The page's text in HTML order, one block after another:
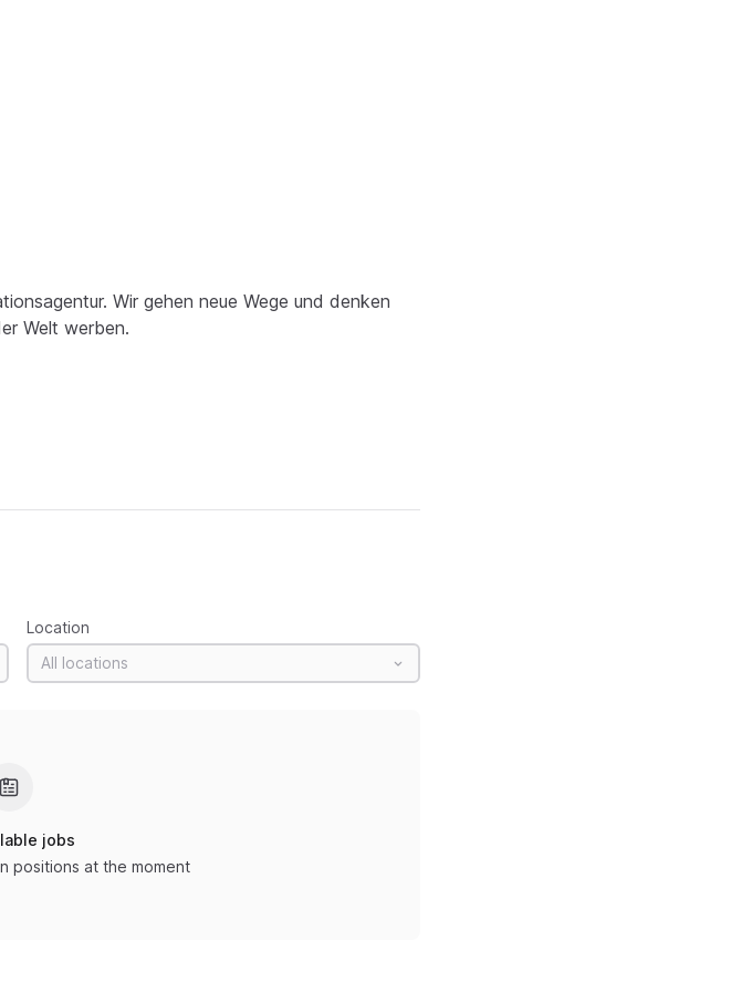
Wir gehen neue Wege und denken
Welt werben.
Location
All locations
jobs
positions at the moment